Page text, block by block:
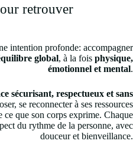
retrouver
intention profonde: accompagner
global, à la fois physique,
émotionnel et mental.
sécurisant, respectueux et sans
se reconnecter à ses ressources
ce que son corps exprime. Chaque
du rythme de la personne, avec
douceur et bienveillance.